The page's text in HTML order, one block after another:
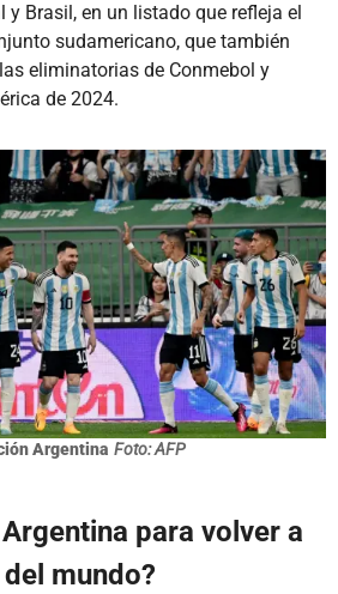
y Brasil, en un listado que refleja el
sudamericano, que también
eliminatorias de Conmebol y
de 2024.
Argentina Foto: AFP
para volver a
mundo?